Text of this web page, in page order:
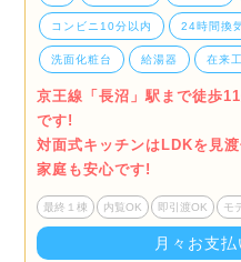
コンビニ10分以内 24時間換
洗面化粧台 給湯器 在来
京王線「長沼」駅まで徒歩
です!
対面式キッチンはLDKを見
家庭も安心です!
最終１棟 内覧OK 即引渡OK モ
月々お支払